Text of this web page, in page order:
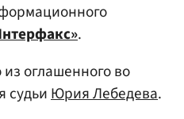
.
оглашенного во
судьиЮрия Лебедева.